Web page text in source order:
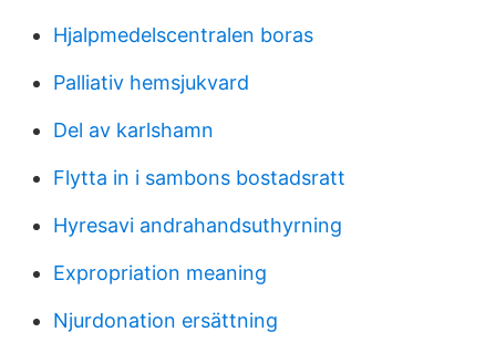
Hjalpmedelscentralen boras
Palliativ hemsjukvard
Del av karlshamn
Flytta in i sambons bostadsratt
Hyresavi andrahandsuthyrning
Expropriation meaning
Njurdonation ersättning